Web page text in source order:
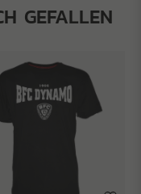
GEFALLEN